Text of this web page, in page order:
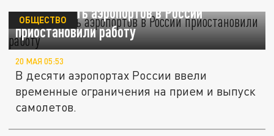
Сразу десять аэропортов в России
приостановили работу
ОБЩЕСТВО
20 МАЯ 05:53
В десяти аэропортах России ввели
временные ограничения на прием и выпуск
самолетов.